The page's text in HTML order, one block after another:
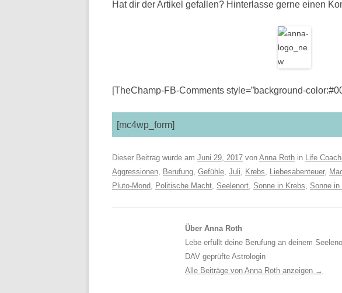
Hat dir der Artikel gefallen? Hinterlasse gerne einen
[TheChamp-FB-Comments style=”background-
[mc4wp_form]
Dieser Beitrag wurde am Juni 29, 2017 von Anna Roth in Life
Aggressionen, Berufung, Gefühle, Juli, Krebs, Liebesabenteuer,
Pluto-Mond, Politische Macht, Seelenort, Sonne in Krebs, Sonne in
Über Anna Roth
Lebe erfüllt deine Berufung an deinem
DAV geprüfte Astrologin
Alle Beiträge von Anna Roth anzeigen →